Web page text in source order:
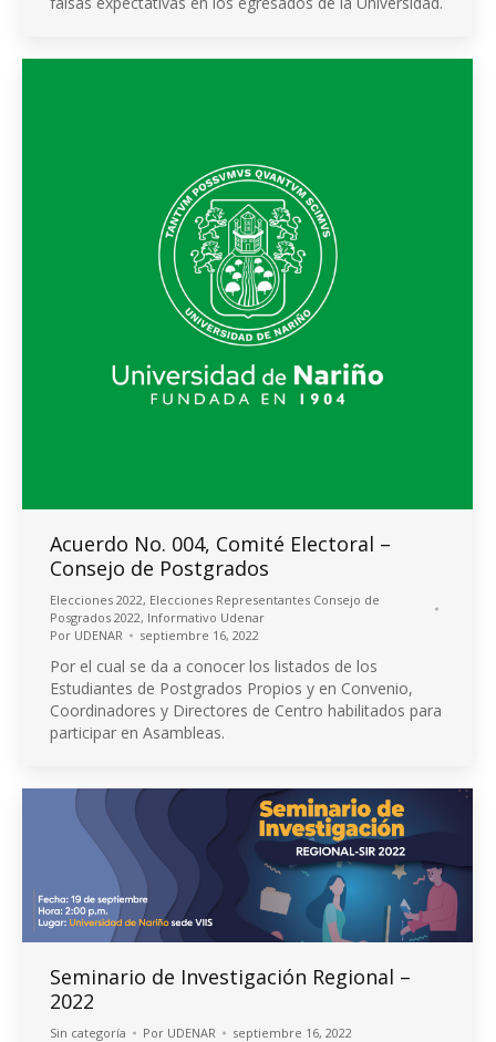
Acuerdo No. 004, Comité Electoral –
Consejo de Postgrados
Elecciones 2022, Elecciones Representantes Consejo de
Posgrados 2022, Informativo Udenar
Por UDENAR septiembre 16, 2022
Por el cual se da a conocer los listados de los
Estudiantes de Postgrados Propios y en Convenio,
Coordinadores y Directores de Centro habilitados para
participar en Asambleas.
Seminario de Investigación Regional –
2022
Sin categoría Por UDENAR septiembre 16, 2022